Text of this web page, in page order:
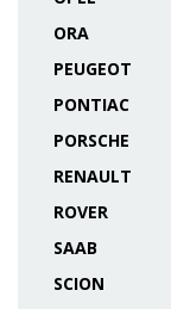
ORA
PEUGEOT
PONTIAC
PORSCHE
RENAULT
ROVER
SAAB
SCION